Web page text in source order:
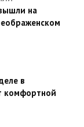
на
в
комфортной